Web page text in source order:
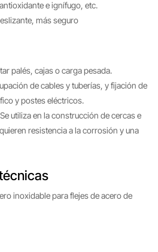
e ignífugo, etc.
más seguro
palés, cajas o carga pesada.
de cables y tuberías, y fijación de
y postes eléctricos.
utiliza en la construcción de cercas e
resistencia a la corrosión y una
inoxidable para flejes de acero de